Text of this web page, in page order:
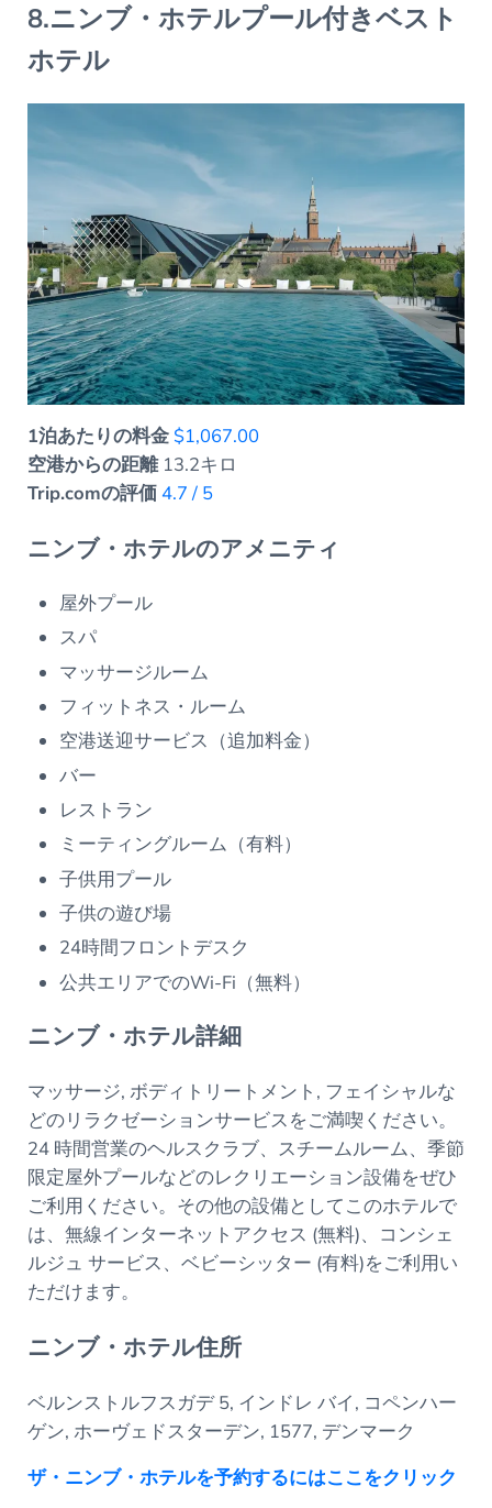
8.ニンブ・ホテルプール付きベスト
ホテル
1泊あたりの料金 $1,067.00
空港からの距離13.2キロ
Trip.comの評価 4.7 / 5
ニンブ・ホテルのアメニティ
屋外プール
スパ
マッサージルーム
フィットネス・ルーム
空港送迎サービス（追加料金）
バー
レストラン
ミーティングルーム（有料）
子供用プール
子供の遊び場
24時間フロントデスク
公共エリアでのWi-Fi（無料）
ニンブ・ホテル詳細
マッサージ, ボディトリートメント, フェイシャルな
どのリラクゼーションサービスをご満喫ください。
24 時間営業のヘルスクラブ、スチームルーム、季節
限定屋外プールなどのレクリエーション設備をぜひ
ご利用ください。その他の設備としてこのホテルで
は、無線インターネットアクセス (無料)、コンシェ
ルジュ サービス、ベビーシッター (有料)をご利用い
ただけます。
ニンブ・ホテル住所
ベルンストルフスガデ 5, インドレ バイ, コペンハー
ゲン, ホーヴェドスターデン, 1577, デンマーク
ザ・ニンブ・ホテルを予約するにはここをクリック